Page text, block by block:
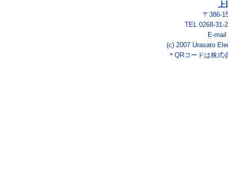
〒386-
TEL 0268-
E-mail
(c) 2007 Urasato
＊QRコードは株式